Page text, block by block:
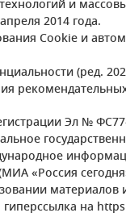
и
2014 года.
Cookie и
(ред.
Эл №
«Россия
материалов
на